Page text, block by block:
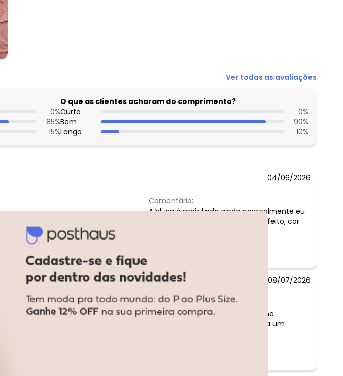
Ver todas as avaliações
0%
85%
15%
O que as clientes acharam do comprimento?
Curto
0%
Bom
90%
Longo
10%
04/06/2026
Comentário:
A blusa é mais linda ainda pessoalmente eu
simplesmente amei, material perfeito, cor
08/07/2026
Comentário:
linda! a cor é um cereja, vermelho
escuro...Forma grande compraria um